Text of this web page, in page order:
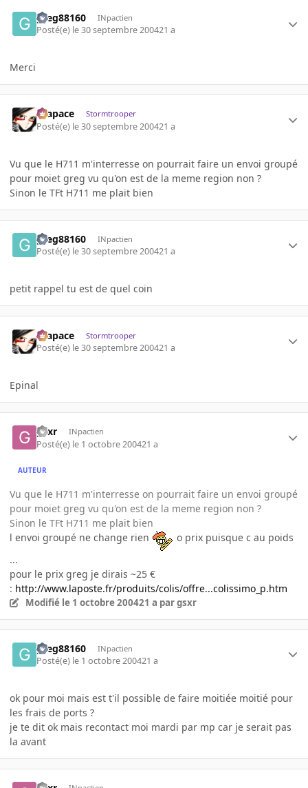
greg88160 INpactien
Posté(e) le 30 septembre 200421 a
Merci
Krapace Stormtrooper
Posté(e) le 30 septembre 200421 a
Vu que le H711 m'interresse on pourrait faire un envoi groupé
pour moiet greg vu qu'on est de la meme region non ?
Sinon le TFt H711 me plait bien
greg88160 INpactien
Posté(e) le 30 septembre 200421 a
petit rappel tu est de quel coin
Krapace Stormtrooper
Posté(e) le 30 septembre 200421 a
Epinal
gsxr INpactien
Posté(e) le 1 octobre 200421 a
AUTEUR
Vu que le H711 m'interresse on pourrait faire un envoi groupé
pour moiet greg vu qu'on est de la meme region non ?
Sinon le TFt H711 me plait bien
l envoi groupé ne change rien
o prix puisque c au poids
...
pour le prix greg je dirais ~25 €
: http://www.laposte.fr/produits/colis/offre...colissimo_p.htm
Modifié le 1 octobre 200421 a par gsxr
greg88160 INpactien
Posté(e) le 1 octobre 200421 a
ok pour moi mais est t'il possible de faire moitiée moitié pour
les frais de ports ?
je te dit ok mais recontact moi mardi par mp car je serait pas
la avant